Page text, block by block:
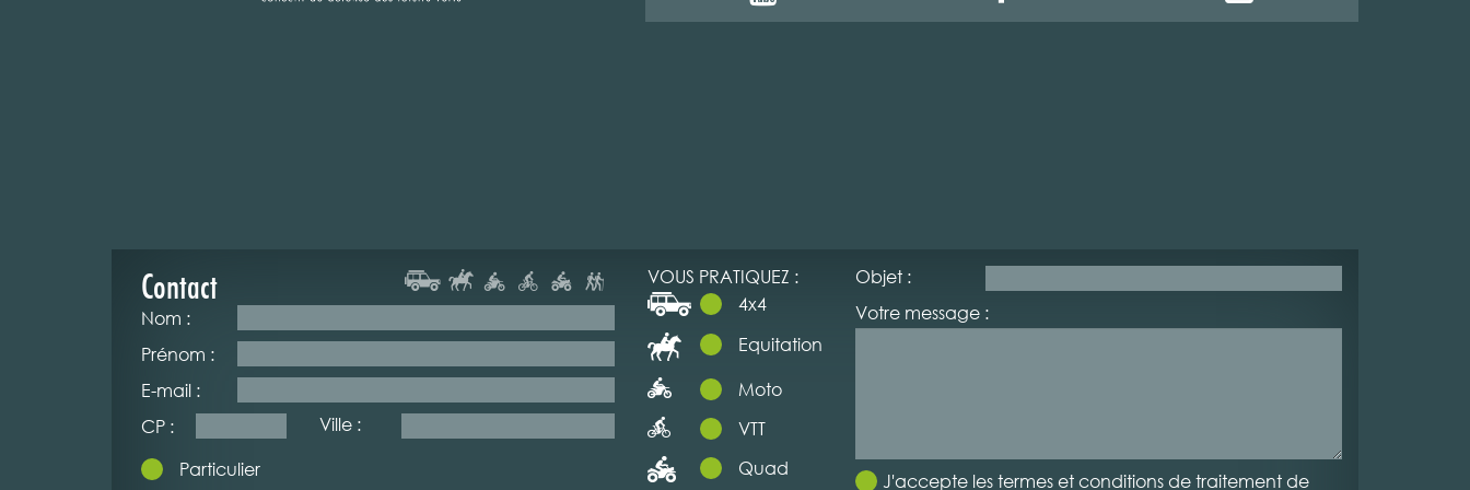
Contact
Nom :
Prénom :
E-mail :
CP :
Ville :
Particulier
VOUS PRATIQUEZ :
4x4
Equitation
Moto
VTT
Quad
Objet :
Votre message :
J'accepte les termes et conditions de traitement de